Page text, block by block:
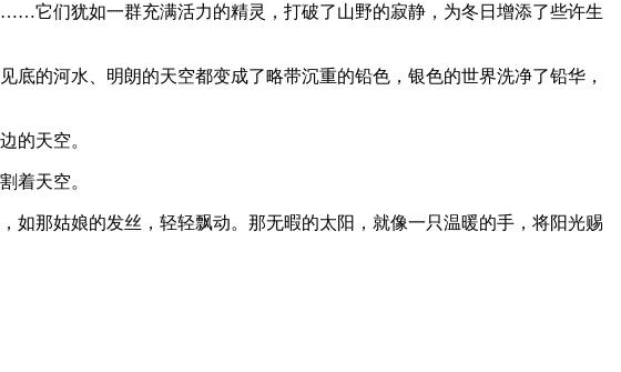
它们犹如一群充满活力的精灵，打破了山野的寂静，为冬日增添了些许生
的河水、明朗的天空都变成了略带沉重的铅色，银色的世界洗净了铅华，
的天空。
着天空。
如那姑娘的发丝，轻轻飘动。那无暇的太阳，就像一只温暖的手，将阳光赐